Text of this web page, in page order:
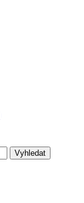
Vyhledat